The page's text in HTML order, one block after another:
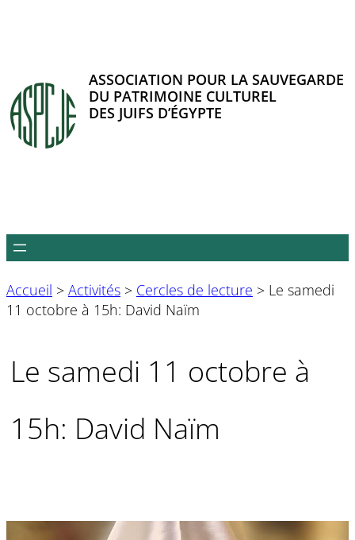
ASSOCIATION POUR LA SAUVEGARDE
DU PATRIMOINE CULTUREL
DES JUIFS D’ÉGYPTE
Accueil > Activités > Cercles de lecture > Le samedi
11 octobre à 15h: David Naïm
Le samedi 11 octobre à
15h: David Naïm